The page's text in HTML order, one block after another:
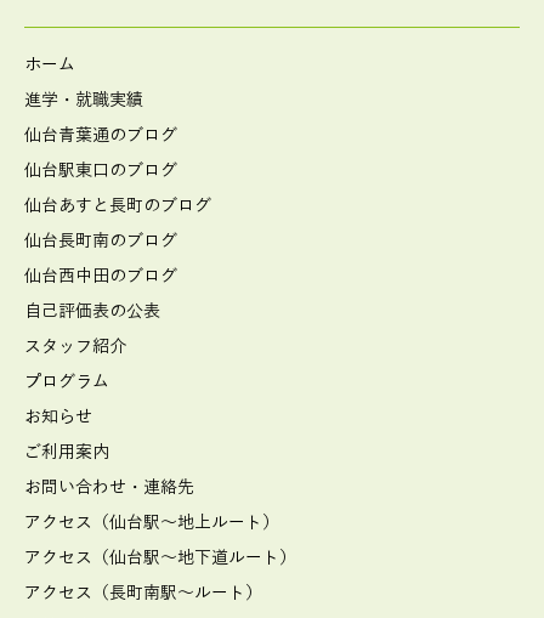
ホーム
進学・就職実績
仙台青葉通のブログ
仙台駅東口のブログ
仙台あすと長町のブログ
仙台長町南のブログ
仙台西中田のブログ
自己評価表の公表
スタッフ紹介
プログラム
お知らせ
ご利用案内
お問い合わせ・連絡先
アクセス（仙台駅～地上ルート）
アクセス（仙台駅～地下道ルート）
アクセス（長町南駅～ルート）